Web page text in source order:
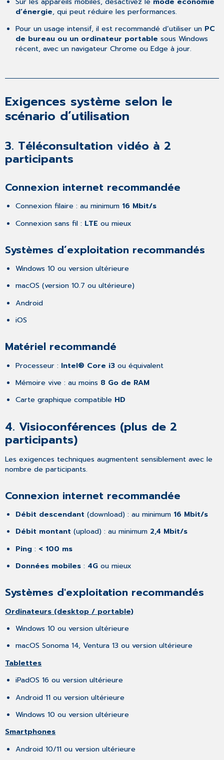
d’énergie, qui peut réduire les performances.
Pour un usage intensif, il est recommandé d’utiliser un PC
de bureau ou un ordinateur portable sous Windows
récent, avec un navigateur Chrome ou Edge à jour.
Exigences système selon le
scénario d’utilisation
3. Téléconsultation vidéo à 2
participants
Connexion internet recommandée
Connexion filaire : au minimum 16 Mbit/s
Connexion sans fil : LTE ou mieux
Systèmes d’exploitation recommandés
Windows 10 ou version ultérieure
macOS (version 10.7 ou ultérieure)
Android
iOS
Matériel recommandé
Processeur : Intel® Core i3ou équivalent
Mémoire vive : au moins 8 Go de RAM
Carte graphique compatible HD
4.Visioconférences (plus de 2
participants)
Les exigences techniques augmentent sensiblement avec le
nombre de participants.
Connexion internet recommandée
Débit descendant (download) : au minimum 16 Mbit/s
Débit montant (upload) : au minimum 2,4 Mbit/s
Ping: < 100 ms
Données mobiles: 4Gou mieux
Systèmes d'exploitation recommandés
Ordinateurs (desktop / portable)
Windows 10 ou version ultérieure
macOS Sonoma 14, Ventura 13 ou version ultérieure
Tablettes
iPadOS 16 ou version ultérieure
Android 11 ou version ultérieure
Windows 10 ou version ultérieure
Smartphones
Android 10/11 ou version ultérieure